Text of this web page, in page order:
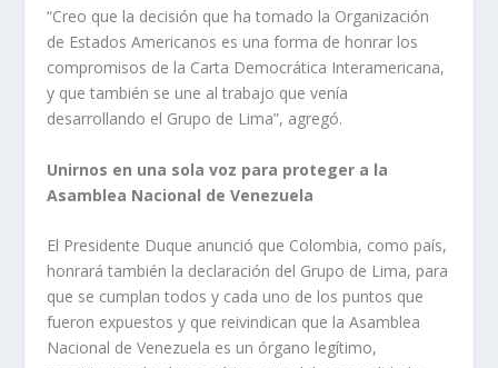
“Creo que la decisión que ha tomado la Organización
de Estados Americanos es una forma de honrar los
compromisos de la Carta Democrática Interamericana,
y que también se une al trabajo que venía
desarrollando el Grupo de Lima”, agregó.
Unirnos en una sola voz para proteger a la
Asamblea Nacional de Venezuela
El Presidente Duque anunció que Colombia, como país,
honrará también la declaración del Grupo de Lima, para
que se cumplan todos y cada uno de los puntos que
fueron expuestos y que reivindican que la Asamblea
Nacional de Venezuela es un órgano legítimo,